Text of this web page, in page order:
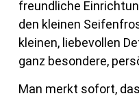
freundliche
den kleinen
kleinen, liebevollen
ganz besondere,
Man merkt sofort,